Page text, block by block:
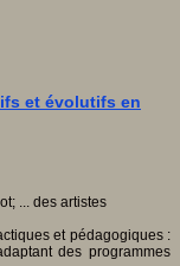
et évolutifs en
et pédagogiques :
des programmes